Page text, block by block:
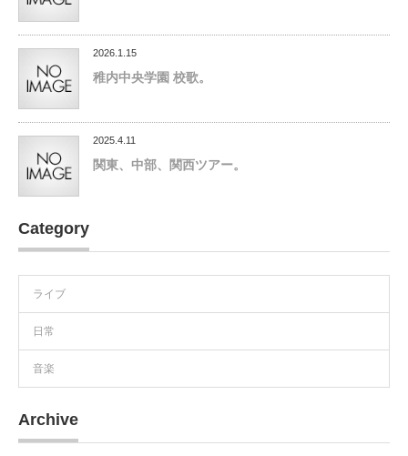
2026.1.15
稚内中央学園 校歌。
2025.4.11
関東、中部、関西ツアー。
Category
ライブ
日常
音楽
Archive